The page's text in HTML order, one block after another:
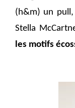
(h&m) un pull,
Stella
les motifs